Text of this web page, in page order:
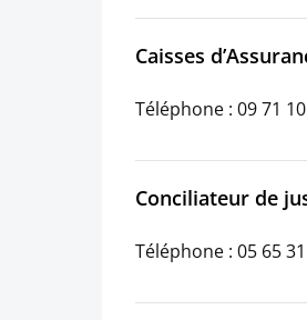
Caisses
Téléphone : 09 71
Conciliateur de
Téléphone : 05 65